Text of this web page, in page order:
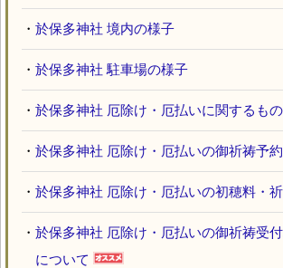
・ 於保多神社 境内の様子
・ 於保多神社 駐車場の様子
・ 於保多神社 厄除け・厄払いに関するもの
・ 於保多神社 厄除け・厄払いの御祈祷予
・ 於保多神社 厄除け・厄払いの初穂料・
・ 於保多神社 厄除け・厄払いの御祈祷受
について